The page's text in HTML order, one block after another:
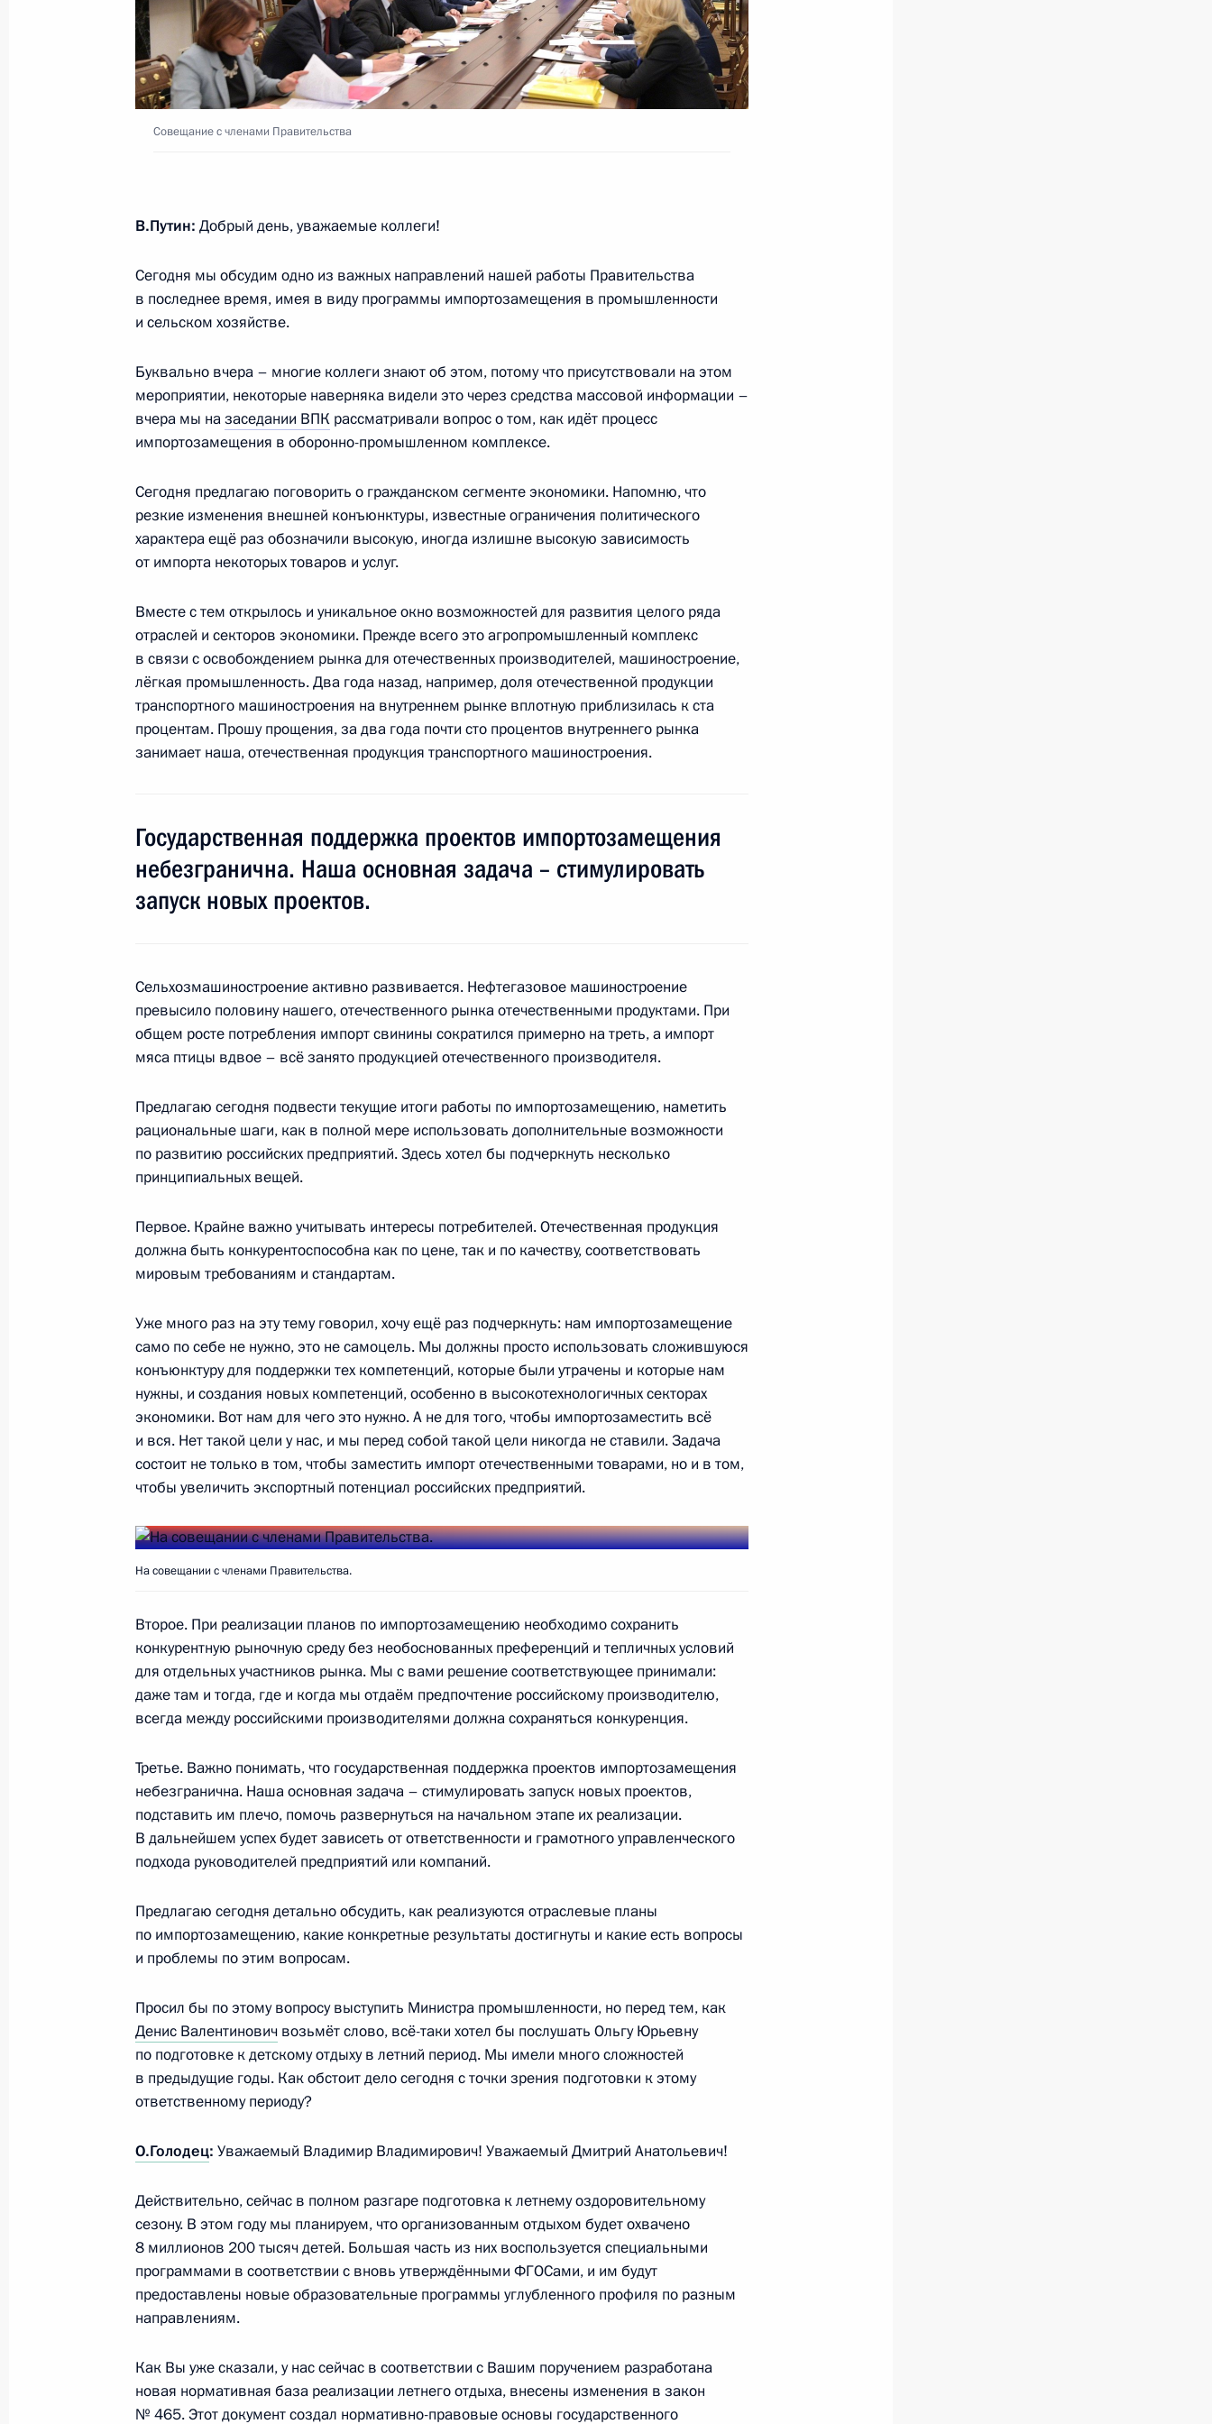
Заявления для прессы по итогам российско-японских
переговоров
27 апреля 2017 года, 18:00 Москва, Кремль
5
26 апреля 2017 года, среда
Встреча с главой Татарстана Рустамом Миннихановым
Встреча с руководителем Канцелярии ЦК Компартии Китая Ли
26 апреля 2017 года, 17:30 Москва, Кремль
Встреча с главой ФАС России Игорем Артемьевым
Встреча с Министром труда и соцзащиты Максимом Топилиным
26 апреля 2017 года, 16:10 Москва, Кремль
3
26 апреля 2017 года, 14:00 Москва, Кремль
Встреча с президентом ФАТФ Хуаном Мануэлем Вега-Серрано
25 апреля 2017 года, вторник
Рабочая встреча с врио губернатора Ярославской области
25 апреля 2017 года, 18:30 Рыбинск
Указ о присвоении звания Героя Труда Российской Федерации
25 апреля 2017 года, 16:15
Заседание Военно-промышленной комиссии
25 апреля 2017 года, 15:50 Рыбинск
Посещение научно-производственного объединения «Сатурн»
25 апреля 2017 года, 15:30 Рыбинск
9
24 апреля 2017 года, понедельник
Телефонный разговор с Президентом Киргизии Алмазбеком
Атамбаевым
Заседание попечительского совета РГО
24 апреля 2017 года, 17:40 Санкт-Петербург
Встреча с членами Совета законодателей
21 апреля 2017 года, пятница
Совещание с постоянными членами Совета Безопасности
20 апреля 2017 года, четверг
Встреча с Наследным принцем Абу-Даби Мухаммедом Аль
Нахайяном
4
Заседание оргкомитета «Победа» 5
Совещание с членами Правительства
В.Путин: Добрый день, уважаемые коллеги!
Сегодня мы обсудим одно из важных направлений нашей работы Правительства
в последнее время, имея в виду программы импортозамещения в промышленности
и сельском хозяйстве.
Буквально вчера – многие коллеги знают об этом, потому что присутствовали на этом
мероприятии, некоторые наверняка видели это через средства массовой информации –
вчера мы назаседании ВПК рассматривали вопрос о том, как идёт процесс
импортозамещения в оборонно-промышленном комплексе.
Сегодня предлагаю поговорить о гражданском сегменте экономики. Напомню, что
резкие изменения внешней конъюнктуры, известные ограничения политического
характера ещё раз обозначили высокую, иногда излишне высокую зависимость
от импорта некоторых товаров и услуг.
Вместе с тем открылось и уникальное окно возможностей для развития целого ряда
отраслей и секторов экономики. Прежде всего это агропромышленный комплекс
в связи с освобождением рынка для отечественных производителей, машиностроение,
лёгкая промышленность. Два года назад, например, доля отечественной продукции
транспортного машиностроения на внутреннем рынке вплотную приблизилась к ста
процентам. Прошу прощения, за два года почти сто процентов внутреннего рынка
занимает наша, отечественная продукция транспортного машиностроения.
Государственная поддержка проектов импортозамещения
небезгранична. Наша основная задача – стимулировать
запуск новых проектов.
Сельхозмашиностроение активно развивается. Нефтегазовое машиностроение
превысило половину нашего, отечественного рынка отечественными продуктами. При
общем росте потребления импорт свинины сократился примерно на треть, а импорт
мяса птицы вдвое – всё занято продукцией отечественного производителя.
Предлагаю сегодня подвести текущие итоги работы по импортозамещению, наметить
рациональные шаги, как в полной мере использовать дополнительные возможности
по развитию российских предприятий. Здесь хотел бы подчеркнуть несколько
принципиальных вещей.
Первое. Крайне важно учитывать интересы потребителей. Отечественная продукция
должна быть конкурентоспособна как по цене, так и по качеству, соответствовать
мировым требованиям и стандартам.
Уже много раз на эту тему говорил, хочу ещё раз подчеркнуть: нам импортозамещение
само по себе не нужно, это не самоцель. Мы должны просто использовать сложившуюся
конъюнктуру для поддержки тех компетенций, которые были утрачены и которые нам
нужны, и создания новых компетенций, особенно в высокотехнологичных секторах
экономики. Вот нам для чего это нужно. А не для того, чтобы импортозаместить всё
и вся. Нет такой цели у нас, и мы перед собой такой цели никогда не ставили. Задача
состоит не только в том, чтобы заместить импорт отечественными товарами, но и в том,
чтобы увеличить экспортный потенциал российских предприятий.
На совещании с членами Правительства.
Второе. При реализации планов по импортозамещению необходимо сохранить
конкурентную рыночную среду без необоснованных преференций и тепличных условий
для отдельных участников рынка. Мы с вами решение соответствующее принимали:
даже там и тогда, где и когда мы отдаём предпочтение российскому производителю,
всегда между российскими производителями должна сохраняться конкуренция.
Третье. Важно понимать, что государственная поддержка проектов импортозамещения
небезгранична. Наша основная задача – стимулировать запуск новых проектов,
подставить им плечо, помочь развернуться на начальном этапе их реализации.
В дальнейшем успех будет зависеть от ответственности и грамотного управленческого
подхода руководителей предприятий или компаний.
Предлагаю сегодня детально обсудить, как реализуются отраслевые планы
по импортозамещению, какие конкретные результаты достигнуты и какие есть вопросы
и проблемы по этим вопросам.
Просил бы по этому вопросу выступить Министра промышленности, но перед тем, как
Денис Валентинович возьмёт слово, всё-таки хотел бы послушать Ольгу Юрьевну
по подготовке к детскому отдыху в летний период. Мы имели много сложностей
в предыдущие годы. Как обстоит дело сегодня с точки зрения подготовки к этому
ответственному периоду?
О.Голодец: Уважаемый Владимир Владимирович! Уважаемый Дмитрий Анатольевич!
Действительно, сейчас в полном разгаре подготовка к летнему оздоровительному
сезону. В этом году мы планируем, что организованным отдыхом будет охвачено
8 миллионов 200 тысяч детей. Большая часть из них воспользуется специальными
программами в соответствии с вновь утверждёнными ФГОСами, и им будут
предоставлены новые образовательные программы углубленного профиля по разным
направлениям.
Как Вы уже сказали, у нас сейчас в соответствии с Вашим поручением разработана
новая нормативная база реализации летнего отдыха, внесены изменения в закон
№ 465. Этот документ создал нормативно-правовые основы государственного